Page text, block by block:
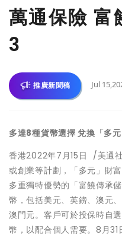
萬通保險 富
3
推廣新聞稿 Jul
多達8種貨幣選擇 兌換「多
香港2022年7月15日 /美通
或創業等計劃，「多元」財
多重獨特優勢的「富饒傳承
幣，包括美元、英鎊、澳元
澳門元。客戶可於投保時自
幣，以配合個人需要。8月31